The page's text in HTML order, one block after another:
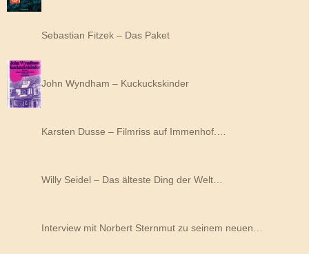
Sebastian Fitzek – Das Paket
John Wyndham – Kuckuckskinder
Karsten Dusse – Filmriss auf Immenhof.…
Willy Seidel – Das älteste Ding der Welt…
Interview mit Norbert Sternmut zu seinem neuen…